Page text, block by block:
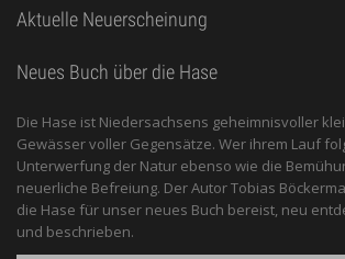
Aktuelle Neuerscheinung
Neues Buch über die Hase
Die Hase ist Niedersachsens geheimnisvoller
Gewässer voller Gegensätze. Wer ihrem Lauf
Unterwerfung der Natur ebenso wie die
neuerliche Befreiung. Der Autor Tobias
die Hase für unser neues Buch bereist, neu
und beschrieben.